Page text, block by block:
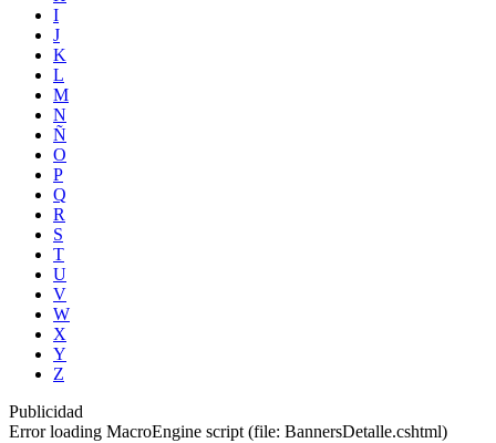
I
J
K
L
M
N
Ñ
O
P
Q
R
S
T
U
V
W
X
Y
Z
Publicidad
Error loading MacroEngine script (file: BannersDetalle.cshtml)